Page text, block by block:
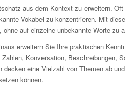
aus dem Kontext zu erweitern.
Vokabel zu konzentrieren. Mit
ohne auf einzelne unbekannte Worte zu
erweitern Sie Ihre praktischen
Zahlen, Konversation, Beschreibungen,
decken eine Vielzahl von Themen ab
können.